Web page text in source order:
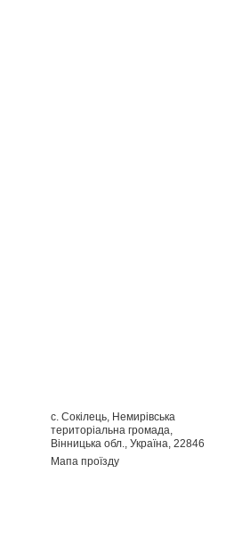
с. Сокілець, Немирівська
територіальна громада,
Вінницька обл., Україна, 22846
Мапа проїзду